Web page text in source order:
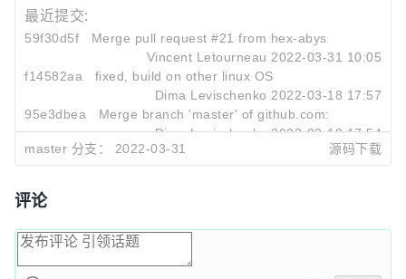
最近提交:
59f30d5f
Merge pull request #21 from hex-abyss:master
Vincent Letourneau 2022-03-31 10:05
f14582aa
fixed, build on other linux OS
Dima Levischenko 2022-03-18 17:57
95e3dbea
Merge branch 'master' of github.com:nanoninja/
Dima Levischenko 2022-03-18 17:54
master 分支：
2022-03-31 源码下载
评论